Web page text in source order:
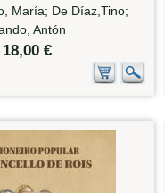
María; De Díaz,Tino;
Antón
18,00 €